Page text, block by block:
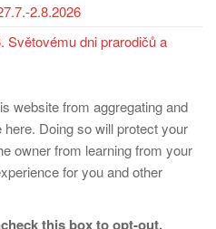
2.8.2026
Světovému dni prarodičů a
website from aggregating and
Doing so will protect your
owner from learning from your
for you and other
this box to opt-out.